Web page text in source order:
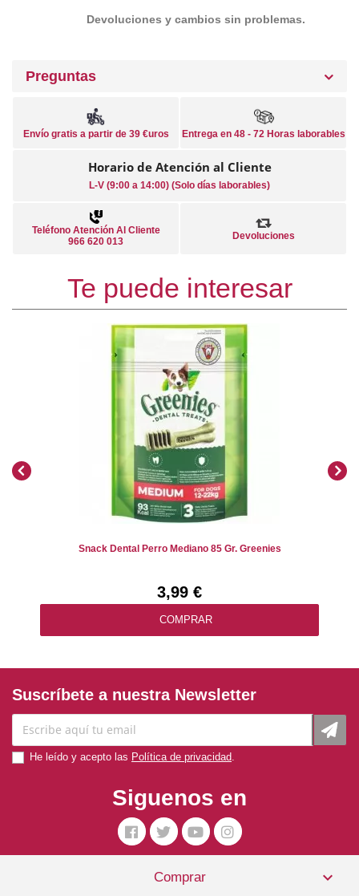
Devoluciones y cambios sin problemas.
Preguntas
Envío gratis a partir de 39 €uros Entrega en 48 - 72 Horas laborables
Horario de Atención al Cliente
L-V (9:00 a 14:00) (Solo días laborables)
Teléfono Atención Al Cliente
966 620 013
Devoluciones
Te puede interesar
Snack Dental Perro Mediano 85 Gr. Greenies
3,99 €
COMPRAR
Snack Perro Pollo 1 Caja X 30 Barritas Individuales. Alpha
Spirit
Suscríbete a nuestra Newsletter
He leído y acepto las Política de privacidad
Siguenos en
Comprar 